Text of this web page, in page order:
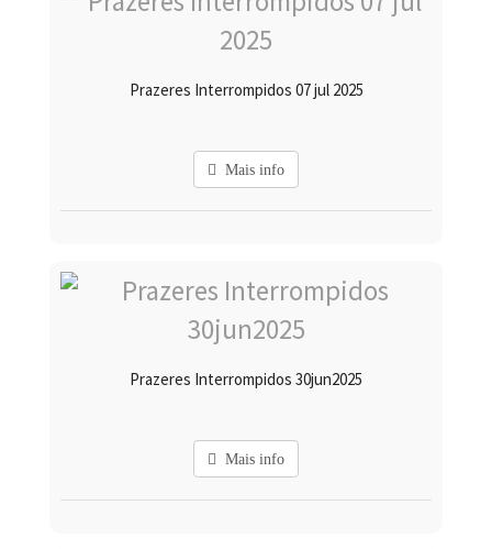
Prazeres Interrompidos 07 jul 2025
Mais info
Prazeres Interrompidos 30jun2025
Mais info